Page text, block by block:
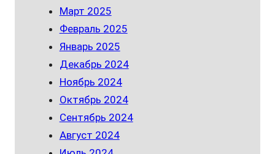
Март 2025
Февраль 2025
Январь 2025
Декабрь 2024
Ноябрь 2024
Октябрь 2024
Сентябрь 2024
Август 2024